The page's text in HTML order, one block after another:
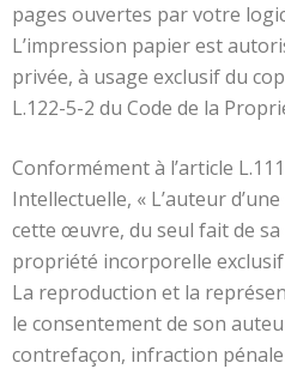
pages ouvertes par votre
L’impression papier est
privée, à usage exclusif du
L.122-5-2 du Code de la
Conformément à l’article
Intellectuelle, « L’auteur
cette œuvre, du seul fait de sa
propriété incorporelle
La reproduction et la
le consentement de son
contrefaçon, infraction